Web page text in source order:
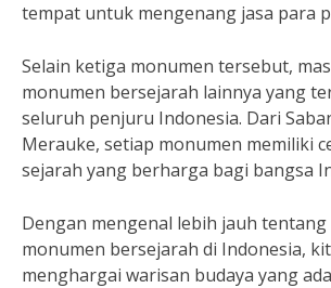
tempat untuk mengenang jasa para
Selain ketiga monumen tersebut,
monumen bersejarah lainnya yang
seluruh penjuru Indonesia. Dari
Merauke, setiap monumen memiliki
sejarah yang berharga bagi bangsa
Dengan mengenal lebih jauh
monumen bersejarah di Indonesia,
menghargai warisan budaya yang